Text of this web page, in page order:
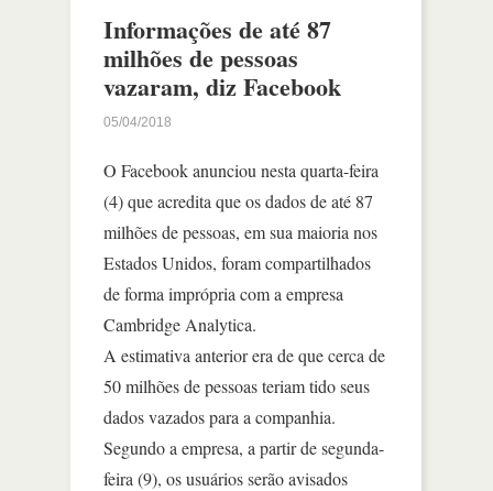
Informações de até 87
milhões de pessoas
vazaram, diz Facebook
05/04/2018
O Facebook anunciou nesta quarta-feira
(4) que acredita que os dados de até 87
milhões de pessoas, em sua maioria nos
Estados Unidos, foram compartilhados
de forma imprópria com a empresa
Cambridge Analytica.
A estimativa anterior era de que cerca de
50 milhões de pessoas teriam tido seus
dados vazados para a companhia.
Segundo a empresa, a partir de segunda-
feira (9), os usuários serão avisados